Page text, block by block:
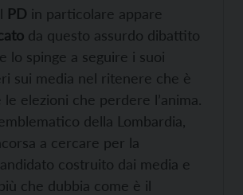
PD in particolare appare
da questo assurdo dibattito
lo spinge a seguire i suoi
sui media nel ritenere che è
elezioni che perdere l’anima.
della Lombardia,
a cercare per la
costruito dai media e
che dubbia come è il